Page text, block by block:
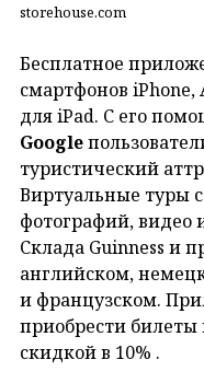
storehouse.com
Бесплатное
смартфонов
для iPad. С его
Google
туристический
Виртуальные туры
фотографий, видео
Склада Guinness и
английском,
и французском.
приобрести билеты
скидкой в 10% .